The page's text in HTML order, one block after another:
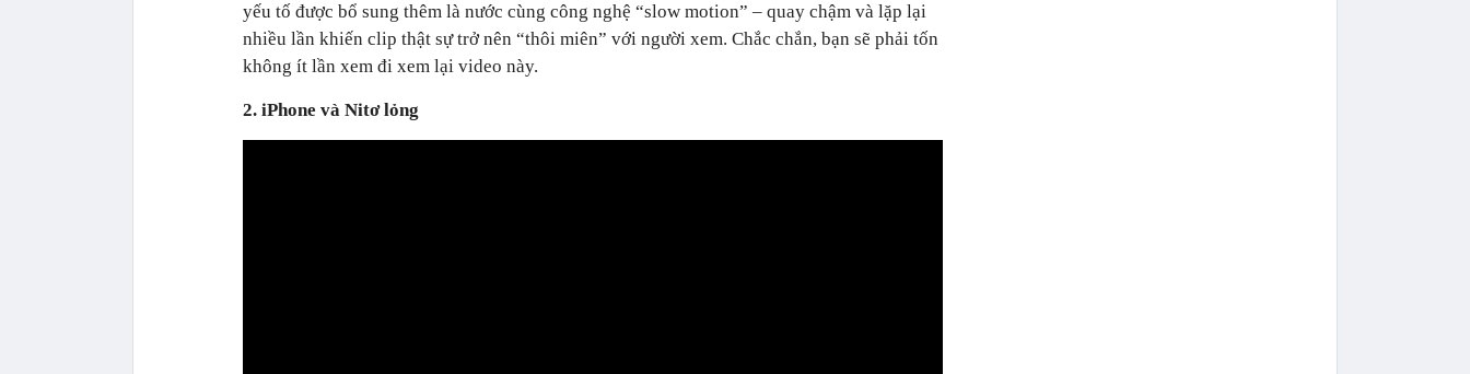
yếu tố được bổ sung thêm là nước cùng công nghệ “slow motion” – quay chậm và lặp lại
nhiều lần khiến clip thật sự trở nên “thôi miên” với người xem. Chắc chắn, bạn sẽ phải tốn
không ít lần xem đi xem lại video này.
2. iPhone và Nitơ lỏng